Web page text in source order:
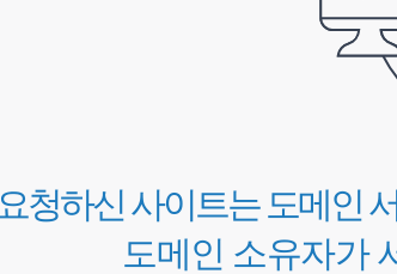
요청하신 사이트는 도메인
도메인 소유자가